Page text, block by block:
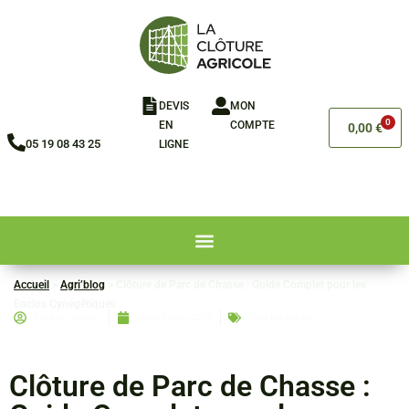
05 19 08 43 25
DEVIS
EN
LIGNE​
MON
COMPTE
0,00€ 0
Accueil Agri’blog
Clôture de Parc de Chasse :